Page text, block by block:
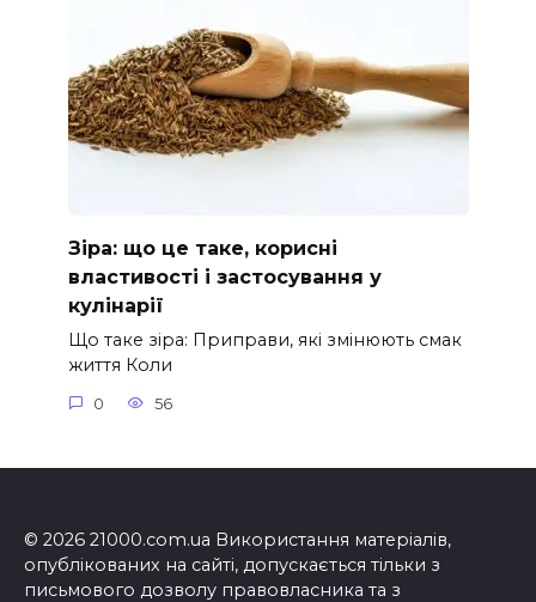
Зіра: що це таке, корисні
властивості і застосування у
кулінарії
Що таке зіра: Приправи, які змінюють смак
життя Коли
0 56
© 2026 21000.com.ua Використання матеріалів,
опублікованих на сайті, допускається тільки з
письмового дозволу правовласника та з